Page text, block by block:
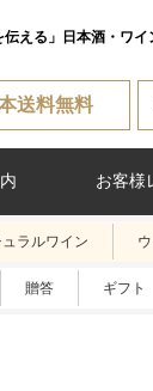
える」日本酒・ワ
送料無料
お客様
ラルワイン
贈答 ギフト